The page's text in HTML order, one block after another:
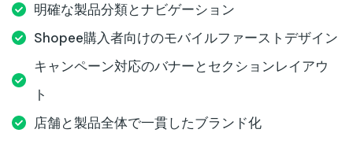
明確な製品分類とナビゲーション
Shopee購入者向けのモバイルファーストデザイン
キャンペーン対応のバナーとセクションレイアウ
ト
店舗と製品全体で一貫したブランド化